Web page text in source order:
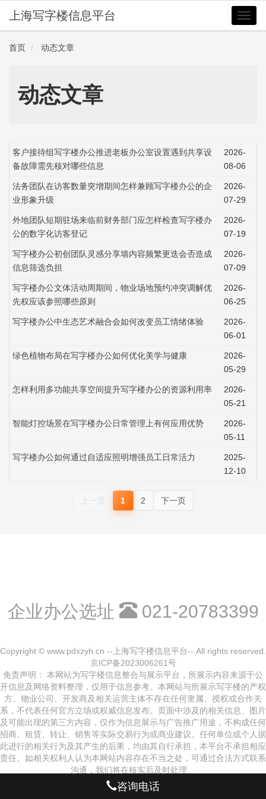
切
换
上海写字楼信息平台
首页 动态文章
动态文章
客户接待组写字楼办公推进老板办公室设置遇到共享设
备故障需先核对哪些信息
2026-
08-06
法务团队在访客数量突增期间怎样兼顾写字楼办公的企
业形象升级
2026-
07-29
外地团队短期驻场来临前财务部门应怎样检查写字楼办
公的数字化访客登记
2026-
07-19
写字楼办公初创团队灵感分享墙内容频繁更迭会否造成
信息筛选负担
2026-
07-09
写字楼办公文体活动周期间，物业场地预约冲突调解优
先权应该参照哪些原则
2026-
06-25
写字楼办公中生态艺术融合会如何改变员工情绪体验
2026-
06-01
绿色植物布局在写字楼办公如何优化美学与健康
2026-
05-29
怎样利用多功能共享空间提升写字楼办公的资源利用率
2026-
05-21
智能灯控场景在写字楼办公日常管理上有何应用优势
2026-
05-11
写字楼办公如何通过自适应照明增强员工日常活力
2025-
12-10
上一页 1 2 下一页
企业办公选址 021-20783399
Copyright © www.pdxzyh.cn --上海写字楼信息平台-- All rights reserved.
京ICP备2023006261号
免责声明： 本网站为写字楼信息整合与展示平台，所展示内容来源于公
开信息及网络资料整理，仅用于信息参考。本网站与所展示写字楼的产权
方、物业公司、开发商及相关运营主体不存在任何隶属、授权或合作关
系，不代表任何官方立场或权威信息发布。页面中涉及的相关信息、图片
及可能出现的第三方内容，仅作为信息展示与广告推广用途，不构成任何
招商、租赁、转让、销售等实际交易行为或商业建议。任何单位或个人据
此进行的相关行为及其产生的后果，均由其自行承担，本平台不承担相应
责任。如相关权利人认为本网站内容存在不当之处，可通过合法方式联系
沟通，我们将在核实后及时处理。
咨询电话